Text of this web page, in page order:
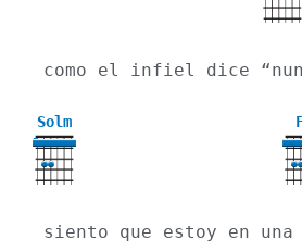
como el infiel dice
Solm
3
siento que estoy en una